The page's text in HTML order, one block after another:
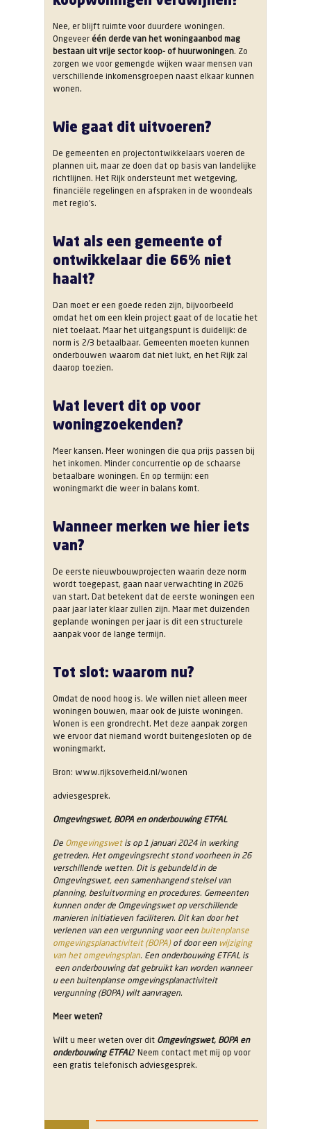
Nee, er blijft ruimte voor duurdere woningen.
Ongeveer één derde van het woningaanbod mag
bestaan uit vrije sector koop- of huurwoningen. Zo
zorgen we voor gemengde wijken waar mensen van
verschillende inkomensgroepen naast elkaar kunnen
wonen.
Wie gaat dit uitvoeren?
De gemeenten en projectontwikkelaars voeren de
plannen uit, maar ze doen dat op basis van landelijke
richtlijnen. Het Rijk ondersteunt met wetgeving,
financiële regelingen en afspraken in de woondeals
met regio’s.
Wat als een gemeente of
ontwikkelaar die 66% niet
haalt?
Dan moet er een goede reden zijn, bijvoorbeeld
omdat het om een klein project gaat of de locatie het
niet toelaat. Maar het uitgangspunt is duidelijk: de
norm is 2/3 betaalbaar. Gemeenten moeten kunnen
onderbouwen waarom dat niet lukt, en het Rijk zal
daarop toezien.
Wat levert dit op voor
woningzoekenden?
Meer kansen. Meer woningen die qua prijs passen bij
het inkomen. Minder concurrentie op de schaarse
betaalbare woningen. En op termijn: een
woningmarkt die weer in balans komt.
Wanneer merken we hier iets
van?
De eerste nieuwbouwprojecten waarin deze norm
wordt toegepast, gaan naar verwachting in 2026
van start. Dat betekent dat de eerste woningen een
paar jaar later klaar zullen zijn. Maar met duizenden
geplande woningen per jaar is dit een structurele
aanpak voor de lange termijn.
Tot slot: waarom nu?
Omdat de nood hoog is. We willen niet alleen meer
woningen bouwen, maar ook de juiste woningen.
Wonen is een grondrecht. Met deze aanpak zorgen
we ervoor dat niemand wordt buitengesloten op de
woningmarkt.
Bron: www.rijksoverheid.nl/wonen
adviesgesprek.
Omgevingswet, BOPA en onderbouwing ETFAL
De Omgevingswet is op 1 januari 2024 in werking
getreden. Het omgevingsrecht stond voorheen in 26
verschillende wetten. Dit is gebundeld in de
Omgevingswet, een samenhangend stelsel van
planning, besluitvorming en procedures. Gemeenten
kunnen onder de Omgevingswet op verschillende
manieren initiatieven faciliteren. Dit kan door het
verlenen van een vergunning voor een buitenplanse
omgevingsplanactiviteit (BOPA)of door een wijziging
van het omgevingsplan. Een onderbouwing ETFAL is
een onderbouwing dat gebruikt kan worden wanneer
u een buitenplanse omgevingsplanactiviteit
vergunning (BOPA) wilt aanvragen.
Meer weten?
Wilt u meer weten over dit Omgevingswet, BOPA en
onderbouwing ETFAL? Neem contact met mij op voor
een gratis telefonisch adviesgesprek.